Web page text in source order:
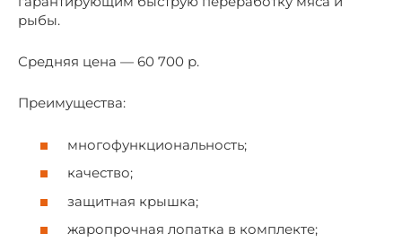
рыбы.
Средняя цена — 60 700 р.
Преимущества:
многофункциональность;
качество;
защитная крышка;
жаропрочная лопатка в комплекте;